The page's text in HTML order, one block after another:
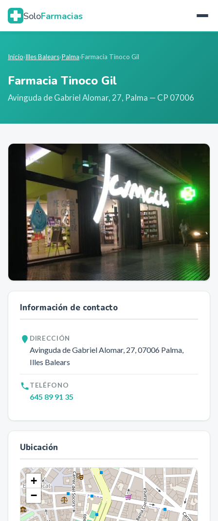
SoloFarmacias
Inicio›Illes Balears›Palma›Farmacia Tinoco Gil
Farmacia Tinoco Gil
Avinguda de Gabriel Alomar, 27, Palma — CP 07006
Información de contacto
DIRECCIÓN
Avinguda de Gabriel Alomar, 27, 07006 Palma,
Illes Balears
TELÉFONO
645 89 91 35
Ubicación
+
−